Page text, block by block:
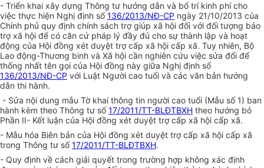
- Triển khai xây dựng Thông tư hướng dẫn và bố trí kinh phí cho
việc thực hiện Nghị định số136/2013/NĐ-CP ngày 21/10/2013 của
Chính phủ quy định chính sách trợ giúp xã hội đối với đối tượng bảo
trợ xã hội để có căn cứ pháp lý đầy đủ cho sự thành lập và hoạt
động của Hội đồng xét duyệt trợ cấp xã hội cấp xã. Tuy nhiên, Bộ
Lao động-Thương binh và Xã hội cần nghiên cứu việc sửa đổi để
thống nhất tên gọi của Hội đồng này giữa Nghị định số
136/2013/NĐ-CP với Luật Người cao tuổi và các văn bản hướng
dẫn thi hành.
- Sửa nội dung mẫu Tờ khai thông tin người cao tuổi (Mẫu số 1) ban
hành kèm theo Thông tư số17/2011/TT-BLĐTBXH theo hướng bỏ
Phần II- Kết luận của Hội đồng xét duyệt trợ cấp xã hội cấp xã.
- Mẫu hóa Biên bản của Hội đồng xét duyệt trợ cấp xã hội cấp xã
trong Thông tư số17/2011/TT-BLĐTBXH.
- Quy định về cách giải quyết trong trường hợp không xác định